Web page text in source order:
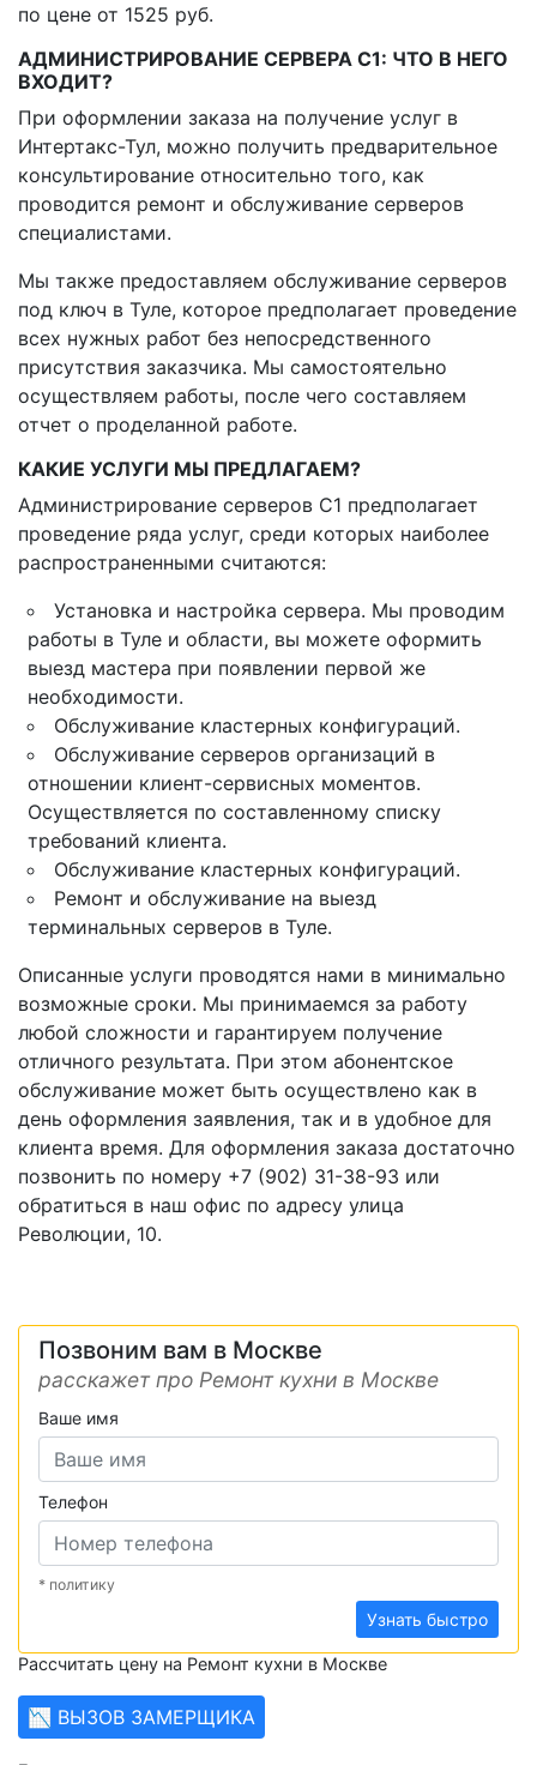
по цене от 1525 руб.
АДМИНИСТРИРОВАНИЕ СЕРВЕРА С1: ЧТО В НЕГО
ВХОДИТ?
При оформлении заказа на получение услуг в
Интертакс-Тул, можно получить предварительное
консультирование относительно того, как
проводится ремонт и обслуживание серверов
специалистами.
Мы также предоставляем обслуживание серверов
под ключ в Туле, которое предполагает проведение
всех нужных работ без непосредственного
присутствия заказчика. Мы самостоятельно
осуществляем работы, после чего составляем
отчет о проделанной работе.
КАКИЕ УСЛУГИ МЫ ПРЕДЛАГАЕМ?
Администрирование серверов С1 предполагает
проведение ряда услуг, среди которых наиболее
распространенными считаются:
Установка и настройка сервера. Мы проводим
работы в Туле и области, вы можете оформить
выезд мастера при появлении первой же
необходимости.
Обслуживание кластерных конфигураций.
Обслуживание серверов организаций в
отношении клиент-сервисных моментов.
Осуществляется по составленному списку
требований клиента.
Обслуживание кластерных конфигураций.
Ремонт и обслуживание на выезд
терминальных серверов в Туле.
Описанные услуги проводятся нами в минимально
возможные сроки. Мы принимаемся за работу
любой сложности и гарантируем получение
отличного результата. При этом абонентское
обслуживание может быть осуществлено как в
день оформления заявления, так и в удобное для
клиента время. Для оформления заказа достаточно
позвонить по номеру +7 (902) 31-38-93 или
обратиться в наш офис по адресу улица
Революции, 10.
Позвоним вам в Москве
расскажет про Ремонт кухни в Москве
Ваше имя
Телефон
* политику
Узнать быстро
Рассчитать цену на Ремонт кухни в Москве
📉 ВЫЗОВ ЗАМЕРЩИКА